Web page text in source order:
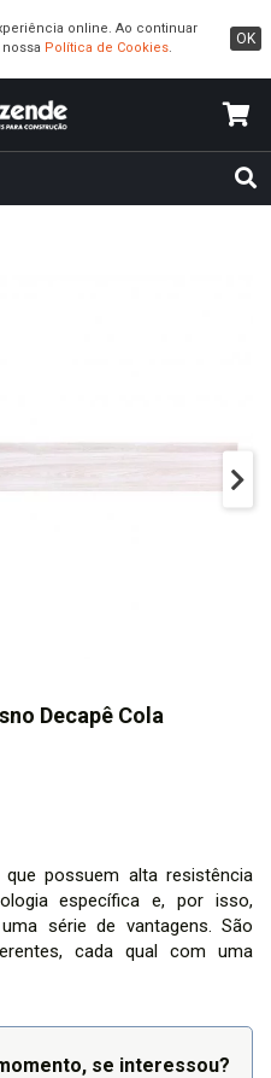
OK
online. Ao continuar
Política de Cookies.
Decapê Cola
possuem alta resistência
específica e, por isso,
série de vantagens. São
cada qual com uma
se interessou?